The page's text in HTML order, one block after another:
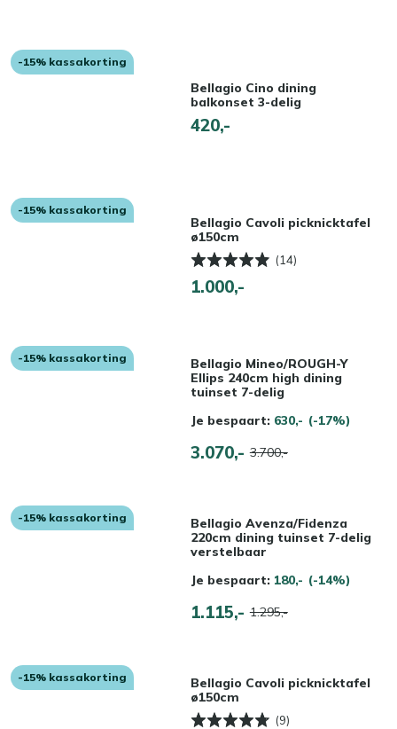
-15% kassakorting
Bellagio Cino dining
balkonset 3-delig
420,-
-15% kassakorting
Bellagio Cavoli picknicktafel
ø150cm
(14)
1.000,-
-15% kassakorting
Bellagio Mineo/ROUGH-Y
Ellips 240cm high dining
tuinset 7-delig
Je bespaart: 630,- (-17%)
3.070,- 3.700,-
-15% kassakorting
Bellagio Avenza/Fidenza
220cm dining tuinset 7-delig
verstelbaar
Je bespaart: 180,- (-14%)
1.115,- 1.295,-
-15% kassakorting
Bellagio Cavoli picknicktafel
ø150cm
(9)